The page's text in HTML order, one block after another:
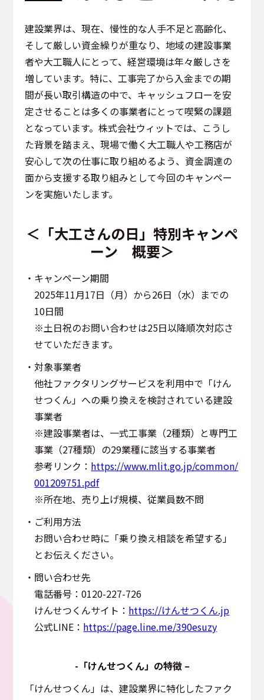
建設業界は、現在、慢性的な人手不足と高齢化、
そして厳しい資金繰りが重なり、地域の建設事業
者や大工職人にとって、経営環境は年々厳しさを
増しています。特に、工事完了から入金までの期
間が長い取引構造の中で、キャッシュフローを安
定させることは多くの事業者にとって喫緊の課題
となっています。株式会社ウィットでは、こうし
た背景を踏まえ、現場で働く大工職人や工務店が
安心して次の仕事に取り組めるよう、資金調達の
面から支援する取り組みとして今回のキャンペー
ンを実施いたします。
＜「大工さんの日」特別キャンペ
ーン 概要＞
・キャンペーン期間
2025年11月17日（月）から26日（水）までの
10日間
※土日祝のお問い合わせは25日以降順次対応さ
せていただきます。
・対象事業者
他社ファクタリングサービスを利用中で「けん
せつくん」への乗り換えを検討されている建設
事業者
※建設事業者は、一式工事業（2種類）と専門工
事業（27種類）の29業種に該当する事業者
参考リンク： https://www.mlit.go.jp/common/
001209751.pdf
※所在地、売り上げ規模、従業員数不問
・ご利用方法
お問い合わせ時に「乗り換え相談を希望する」
とお伝えください。
・問い合わせ先
電話番号：0120-227-726
けんせつくんサイト： https://けんせつくん.jp
公式LINE： https://page.line.me/390esuzy
-「けんせつくん」の特徴 –
「けんせつくん」は、建設業界に特化したファク